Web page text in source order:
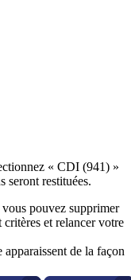
« CDI (941) »
seront restituées.
pouvez supprimer
et relancer votre
de la façon